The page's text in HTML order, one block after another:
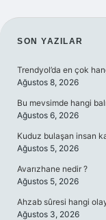
SON YAZILAR
Trendyol’da en çok
Ağustos 8, 2026
Bu mevsimde hangi
Ağustos 6, 2026
Kuduz bulaşan insan
Ağustos 5, 2026
Avarızhane nedir ?
Ağustos 5, 2026
Ahzab sûresi hangi
Ağustos 3, 2026